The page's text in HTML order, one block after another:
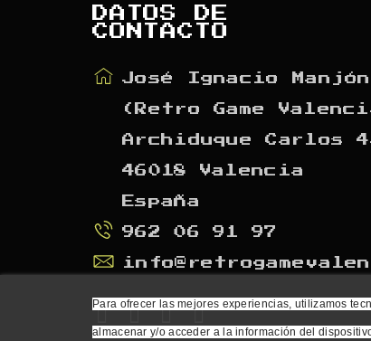
DATOS DE
CONTACTO
José Ignacio Manjón
(Retro Game
Archiduque Carlos
46018 Valencia
España
962 06 91 97
Para ofrecer las mejores experiencias, utilizamos
almacenar y/o acceder a la información del